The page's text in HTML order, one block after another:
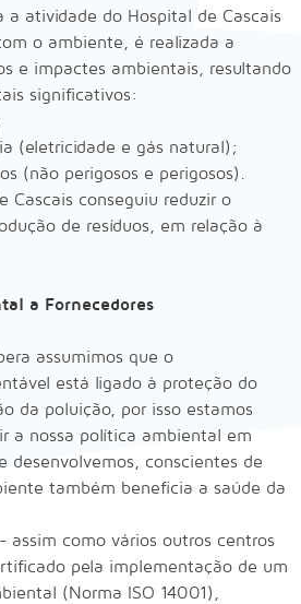
a atividade do Hospital de Cascais
o ambiente, é realizada a
e impactes ambientais, resultando
significativos:
(eletricidade e gás natural);
(não perigosos e perigosos).
Cascais conseguiu reduzir o
de resíduos, em relação à
a Fornecedores
assumimos que o
está ligado à proteção do
da poluição, por isso estamos
a nossa política ambiental em
desenvolvemos, conscientes de
também beneficia a saúde da
assim como vários outros centros
pela implementação de um
(Norma ISO 14001),